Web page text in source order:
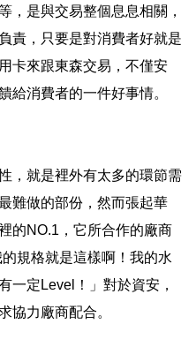
，是與交易整個息息相關，
責，只要是對消費者好就是
卡來跟東森交易，不僅安
給消費者的一件好事情。
，就是裡外有太多的環節需
難做的部份，然而張起華
的NO.1 ，它所合作的廠商
的規格就是這樣啊！我的水
一定 Level
！」對於資安，
協力廠商配合。